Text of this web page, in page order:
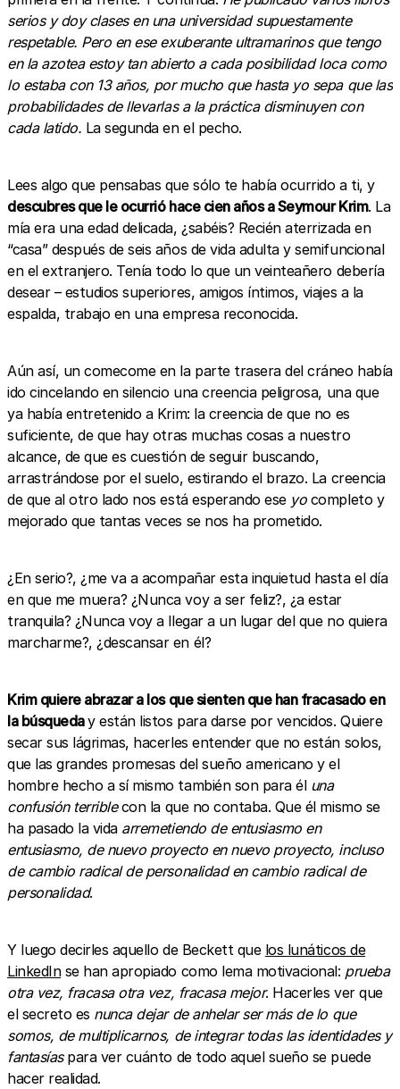
serios y doy clases en una universidad supuestamente
respetable. Pero en ese exuberante ultramarinos que tengo
en la azotea estoy tan abierto a cada posibilidad loca como
lo estaba con 13 años, por mucho que hasta yo sepa que las
probabilidades de llevarlas a la práctica disminuyen con
cada latido. La segunda en el pecho.
Lees algo que pensabas que sólo te había ocurrido a ti, y
descubres que le ocurrió hace cien años a Seymour Krim. La
mía era una edad delicada, ¿sabéis? Recién aterrizada en
“casa” después de seis años de vida adulta y semifuncional
en el extranjero. Tenía todo lo que un veinteañero debería
desear – estudios superiores, amigos íntimos, viajes a la
espalda, trabajo en una empresa reconocida.
Aún así, un comecome en la parte trasera del cráneo había
ido cincelando en silencio una creencia peligrosa, una que
ya había entretenido a Krim: la creencia de que no es
suficiente, de que hay otras muchas cosas a nuestro
alcance, de que es cuestión de seguir buscando,
arrastrándose por el suelo, estirando el brazo. La creencia
de que al otro lado nos está esperando ese yo completo y
mejorado que tantas veces se nos ha prometido.
¿En serio?, ¿me va a acompañar esta inquietud hasta el día
en que me muera? ¿Nunca voy a ser feliz?, ¿a estar
tranquila? ¿Nunca voy a llegar a un lugar del que no quiera
marcharme?, ¿descansar en él?
Krim quiere abrazar a los que sienten que han fracasado en
la búsqueday están listos para darse por vencidos. Quiere
secar sus lágrimas, hacerles entender que no están solos,
que las grandes promesas del sueño americano y el
hombre hecho a sí mismo también son para él una
confusión terriblecon la que no contaba. Que él mismo se
ha pasado la vida arremetiendo de entusiasmo en
entusiasmo, de nuevo proyecto en nuevo proyecto, incluso
de cambio radical de personalidad en cambio radical de
personalidad.
Y luego decirles aquello de Beckett que los lunáticos de
LinkedInse han apropiado como lema motivacional: prueba
otra vez, fracasa otra vez, fracasa mejor. Hacerles ver que
el secreto es nunca dejar de anhelar ser más de lo que
somos, de multiplicarnos, de integrar todas las identidades y
fantasías para ver cuánto de todo aquel sueño se puede
hacer realidad.